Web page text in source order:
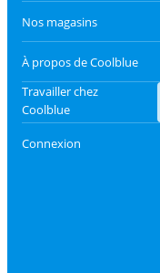
Nos magasins
À propos de Coolblue
Travailler chez
Coolblue
Connexion